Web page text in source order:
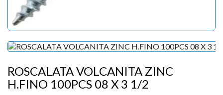
ROSCALATA VOLCANITA ZINC
H.FINO 100PCS 08 X 3 1/2